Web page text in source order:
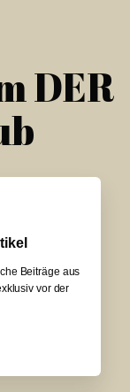
DER
Beiträge aus
vor der